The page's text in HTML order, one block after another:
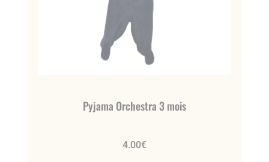
Pyjama Orchestra 3 mois
4.00€